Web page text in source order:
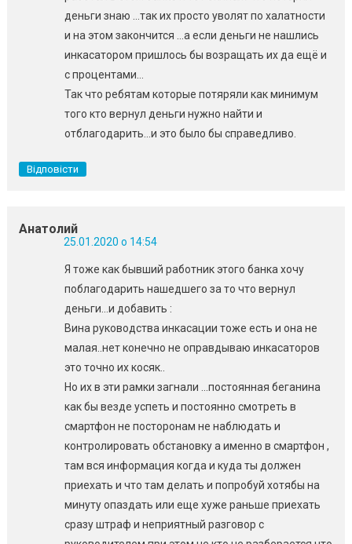
деньги знаю …так их просто уволят по халатности
и на этом закончится …а если деньги не нашлись
инкасатором пришлось бы возращать их да ещё и
с процентами…
Так что ребятам которые потяряли как минимум
того кто вернул деньги нужно найти и
отблагодарить…и это было бы справедливо.
Відповісти
Анатолий
25.01.2020 о 14:54
Я тоже как бывший работник этого банка хочу
поблагодарить нашедшего за то что вернул
деньги…и добавить :
Вина руководства инкасации тоже есть и она не
малая..нет конечно не оправдываю инкасаторов
это точно их косяк..
Но их в эти рамки загнали …постоянная беганина
как бы везде успеть и постоянно смотреть в
смартфон не посторонам не наблюдать и
контролировать обстановку а именно в смартфон ,
там вся информация когда и куда ты должен
приехать и что там делать и попробуй хотябы на
минуту опаздать или еще хуже раньше приехать
сразу штраф и неприятный разговор с